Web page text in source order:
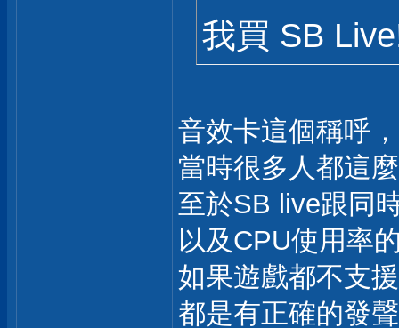
我買 SB
音效卡這個稱呼
當時很多人都這
至於SB live跟同
以及CPU使用率
如果遊戲都不支
都是有正確的發